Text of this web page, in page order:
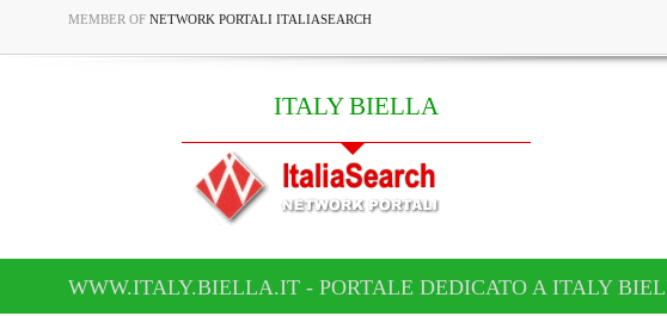
MEMBER OF NETWORK PORTALI ITALIASEARCH
ITALY BIELLA
WWW.ITALY.BIELLA.IT - PORTALE DEDICATO A ITALY